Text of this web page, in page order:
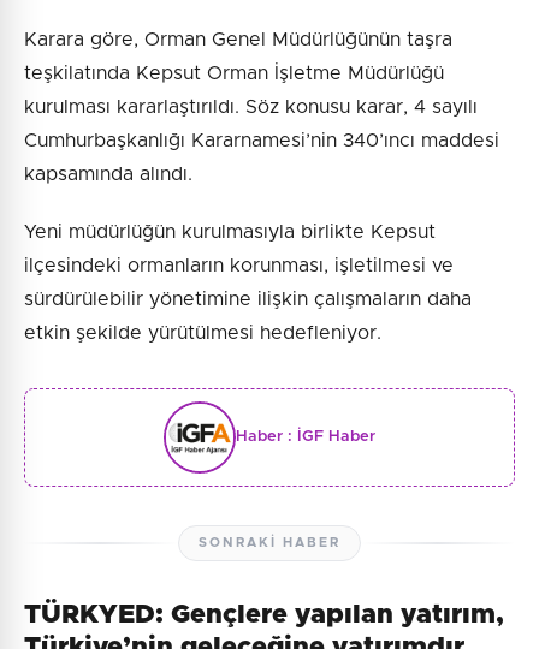
Karara göre, Orman Genel Müdürlüğünün taşra
teşkilatında Kepsut Orman İşletme Müdürlüğü
kurulması kararlaştırıldı. Söz konusu karar, 4 sayılı
Cumhurbaşkanlığı Kararnamesi’nin 340’ıncı maddesi
kapsamında alındı.
Yeni müdürlüğün kurulmasıyla birlikte Kepsut
ilçesindeki ormanların korunması, işletilmesi ve
sürdürülebilir yönetimine ilişkin çalışmaların daha
etkin şekilde yürütülmesi hedefleniyor.
Haber : İGF Haber
SONRAKI HABER
TÜRKYED: Gençlere yapılan yatırım,